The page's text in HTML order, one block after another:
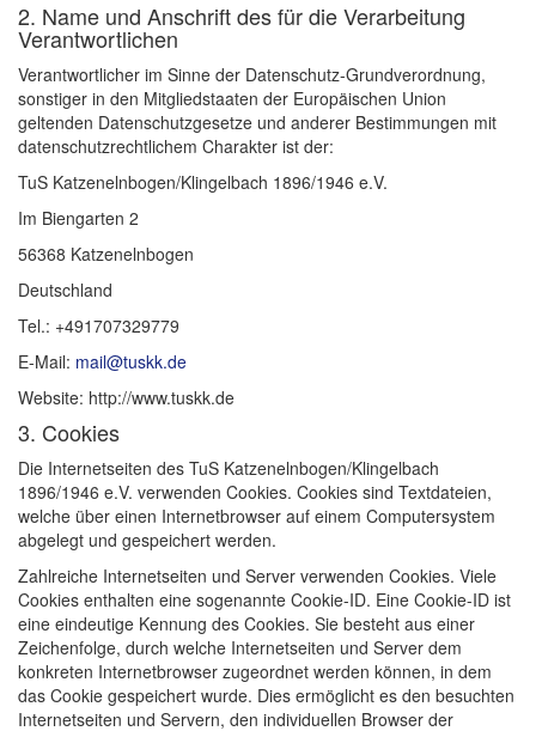
2. Name und Anschrift des für die Verarbeitung
Verantwortlichen
Verantwortlicher im Sinne der Datenschutz-Grundverordnung,
sonstiger in den Mitgliedstaaten der Europäischen Union
geltenden Datenschutzgesetze und anderer Bestimmungen mit
datenschutzrechtlichem Charakter ist der:
TuS Katzenelnbogen/Klingelbach 1896/1946 e.V.
Im Biengarten 2
56368 Katzenelnbogen
Deutschland
Tel.: +491707329779
E-Mail: mail@tuskk.de
Website: http://www.tuskk.de
3. Cookies
Die Internetseiten des TuS Katzenelnbogen/Klingelbach
1896/1946 e.V. verwenden Cookies. Cookies sind Textdateien,
welche über einen Internetbrowser auf einem Computersystem
abgelegt und gespeichert werden.
Zahlreiche Internetseiten und Server verwenden Cookies. Viele
Cookies enthalten eine sogenannte Cookie-ID. Eine Cookie-ID ist
eine eindeutige Kennung des Cookies. Sie besteht aus einer
Zeichenfolge, durch welche Internetseiten und Server dem
konkreten Internetbrowser zugeordnet werden können, in dem
das Cookie gespeichert wurde. Dies ermöglicht es den besuchten
Internetseiten und Servern, den individuellen Browser der